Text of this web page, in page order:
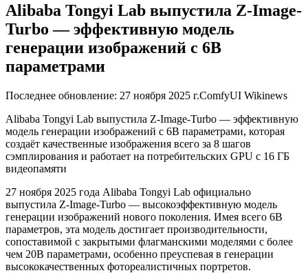
Alibaba Tongyi Lab выпустила Z-Image-
Turbo — эффективную модель
генерации изображений с 6B
параметрами
Последнее обновление: 27 ноября 2025 г.ComfyUI Wikinews
Alibaba Tongyi Lab выпустила Z-Image-Turbo — эффективную
модель генерации изображений с 6B параметрами, которая
создаёт качественные изображения всего за 8 шагов
сэмплирования и работает на потребительских GPU с 16 ГБ
видеопамяти
27 ноября 2025 года Alibaba Tongyi Lab официально
выпустила Z-Image-Turbo — высокоэффективную модель
генерации изображений нового поколения. Имея всего 6B
параметров, эта модель достигает производительности,
сопоставимой с закрытыми флагманскими моделями с более
чем 20B параметрами, особенно преуспевая в генерации
высококачественных фотореалистичных портретов.